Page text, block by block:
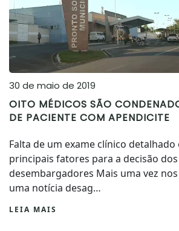
30 de maio de 2019
OITO MÉDICOS SÃO
DE PACIENTE COM APENDICITE
Falta de um exame clínico detalhado
principais fatores para a decisão dos
desembargadores Mais uma vez
uma notícia desag…
LEIA MAIS